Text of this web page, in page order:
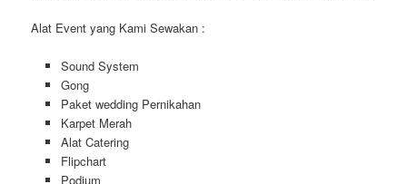
Alat Event yang Kami Sewakan :
Sound System
Gong
Paket wedding Pernikahan
Karpet Merah
Alat Catering
Flipchart
Podium